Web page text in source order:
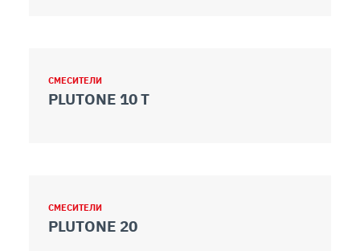
СМЕСИТЕЛИ
PLUTONE 10 T
СМЕСИТЕЛИ
PLUTONE 20